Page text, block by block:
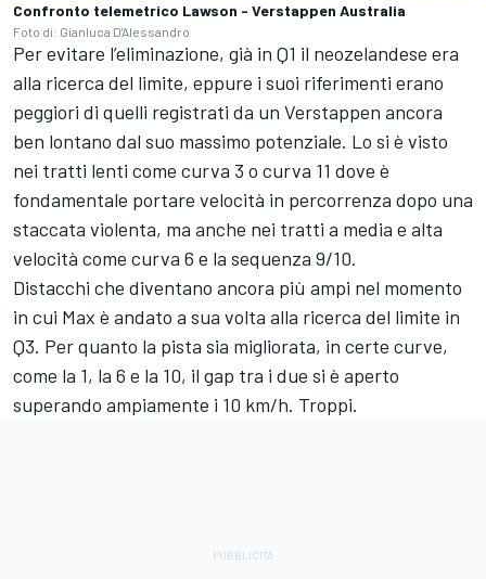
Confronto telemetrico Lawson - Verstappen Australia
Foto di: Gianluca D'Alessandro
Per evitare l’eliminazione, già in Q1 il neozelandese era
alla ricerca del limite, eppure i suoi riferimenti erano
peggiori di quelli registrati da un Verstappen ancora
ben lontano dal suo massimo potenziale. Lo si è visto
nei tratti lenti come curva 3 o curva 11 dove è
fondamentale portare velocità in percorrenza dopo una
staccata violenta, ma anche nei tratti a media e alta
velocità come curva 6 e la sequenza 9/10.
Distacchi che diventano ancora più ampi nel momento
in cui Max è andato a sua volta alla ricerca del limite in
Q3. Per quanto la pista sia migliorata, in certe curve,
come la 1, la 6 e la 10, il gap tra i due si è aperto
superando ampiamente i 10 km/h. Troppi.